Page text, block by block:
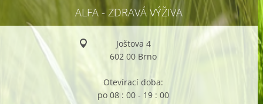
ALFA - ZDRAVÁ VÝŽIVA
Joštova 4
602 00 Brno
Otevírací doba:
po 08 : 00 - 19 : 00